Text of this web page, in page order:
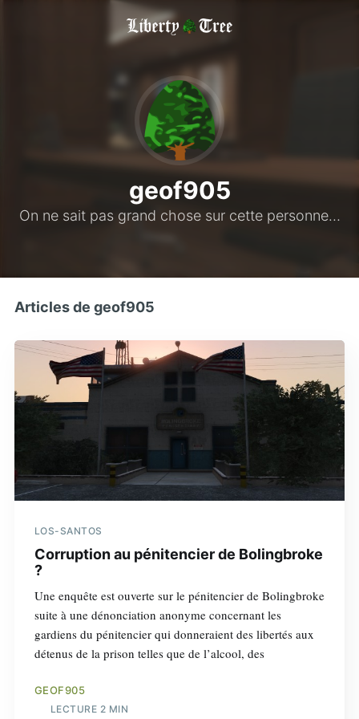
geof905
On ne sait pas grand chose sur cette personne…
Articles de geof905
LOS-SANTOS
Corruption au pénitencier de Bolingbroke
?
Une enquête est ouverte sur le pénitencier de Bolingbroke
suite à une dénonciation anonyme concernant les
gardiens du pénitencier qui donneraient des libertés aux
détenus de la prison telles que de l’alcool, des
GEOF905
LECTURE 2 MIN